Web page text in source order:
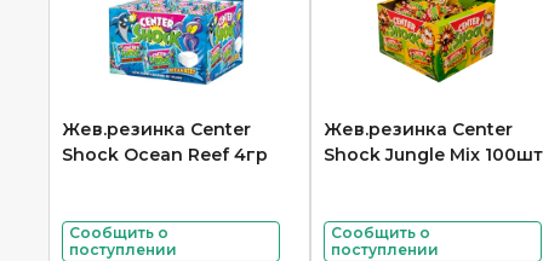
Жев.резинка Center
Shock Ocean Reef 4гр
Сообщить о
поступлении
Жев.резинка Center
Shock Jungle Mix 100шт
Сообщить о
поступлении